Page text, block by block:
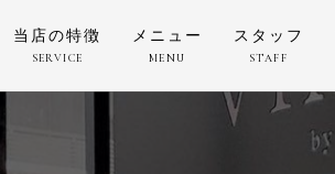
当店の特徴
SERVICE
メニュー
MENU
スタッフ
STAFF